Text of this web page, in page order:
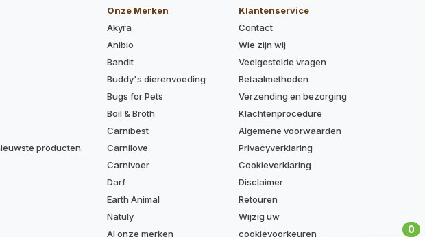
0
producten.
Onze Merken
Akyra
Anibio
Bandit
Buddy's dierenvoeding
Bugs for Pets
Boil & Broth
Carnibest
Carnilove
Carnivoer
Darf
Earth Animal
Natuly
Al onze merken
Klantenservice
Contact
Wie zijn wij
Veelgestelde vragen
Betaalmethoden
Verzending en bezorging
Klachtenprocedure
Algemene voorwaarden
Privacyverklaring
Cookieverklaring
Disclaimer
Retouren
Wijzig uw
cookievoorkeuren